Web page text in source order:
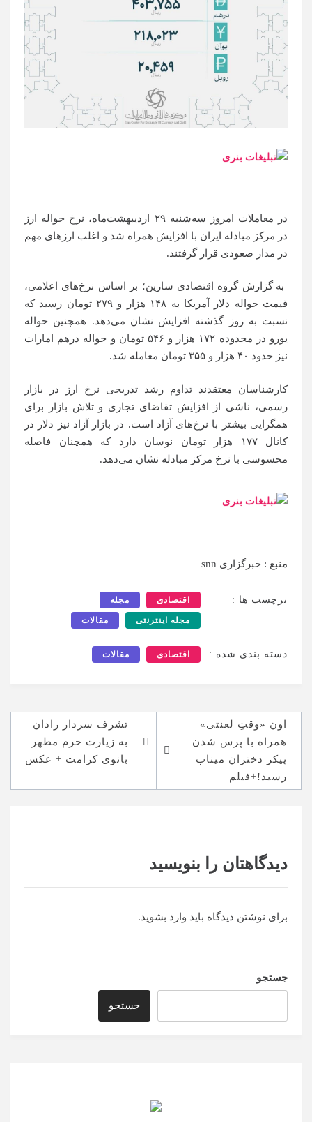
در معاملات امروز سه‌شنبه ۲۹ اردیبهشت‌ماه، نرخ حواله ارز
در مرکز مبادله ایران با افزایش همراه شد و اغلب ارز‌های مهم
در مدار صعودی قرار گرفتند.
به گزارش گروه اقتصادی سارین؛ بر اساس نرخ‌های اعلامی،
قیمت حواله دلار آمریکا به ۱۴۸ هزار و ۲۷۹ تومان رسید که
نسبت به روز گذشته افزایش نشان می‌دهد. همچنین حواله
یورو در محدوده ۱۷۲ هزار و ۵۴۶ تومان و حواله درهم امارات
نیز حدود ۴۰ هزار و ۳۵۵ تومان معامله شد.
کارشناسان معتقدند تداوم رشد تدریجی نرخ ارز در بازار
رسمی، ناشی از افزایش تقاضای تجاری و تلاش بازار برای
همگرایی بیشتر با نرخ‌های آزاد است. در بازار آزاد نیز دلار در
کانال ۱۷۷ هزار تومان نوسان دارد که همچنان فاصله
محسوسی با نرخ مرکز مبادله نشان می‌دهد.
منبع : خبرگزاری snn
برچسب ها : اقتصادی مجله
مجله اینترنتی مقالات
دسته بندی شده : اقتصادی مقالات
راهبری
نوشته
تشرف سردار رادان
به زیارت حرم مطهر
بانوی کرامت + عکس
اون «وقتِ لعنتی»
همراه با پرس شدن
پیکر دختران میناب
رسید!+فیلم
دیدگاهتان را بنویسید
برای نوشتن دیدگاه باید وارد بشوید.
جستجو
جستجو